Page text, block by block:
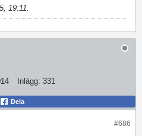
19:11.
Inlägg: 331
Dela
#686